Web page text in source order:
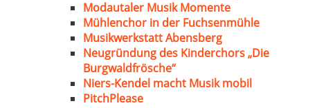
Modautaler Musik Momente
Mühlenchor in der Fuchsenmühle
Musikwerkstatt Abensberg
Neugründung des Kinderchors „Die
Burgwaldfrösche“
Niers-Kendel macht Musik mobil
PitchPlease